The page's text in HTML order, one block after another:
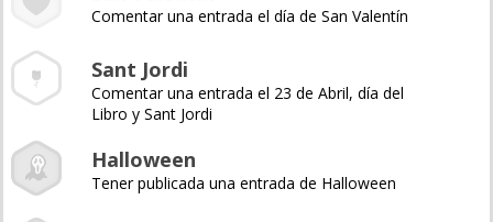
Comentar una entrada el día de San Valentín
Sant Jordi
Comentar una entrada el 23 de Abril, día del
Libro y Sant Jordi
Halloween
Tener publicada una entrada de Halloween